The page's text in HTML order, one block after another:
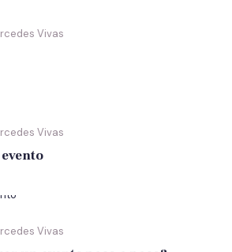
Vivas
Vivas
Vivas